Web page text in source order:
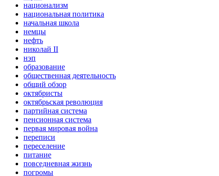
национализм
национальная политика
начальная школа
немцы
нефть
николай II
нэп
образование
общественная деятельность
общий обзор
октябристы
октябрьская революция
партийная система
пенсионная система
первая мировая война
переписи
переселение
питание
повседневная жизнь
погромы